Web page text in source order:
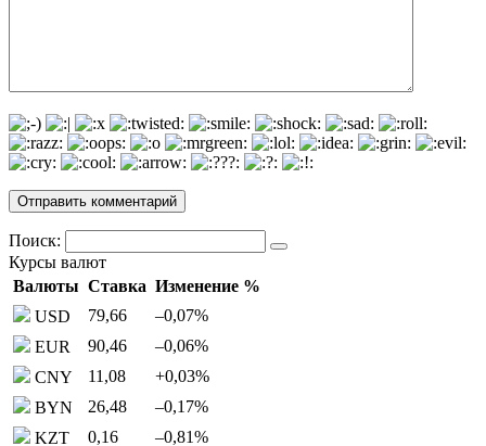
Поиск:
Курсы валют
Валюты Ставка Изменение %
USD
79,66 –0,07%
EUR
90,46 –0,06%
CNY
11,08 +0,03%
BYN
26,48 –0,17%
KZT
0,16 –0,81%